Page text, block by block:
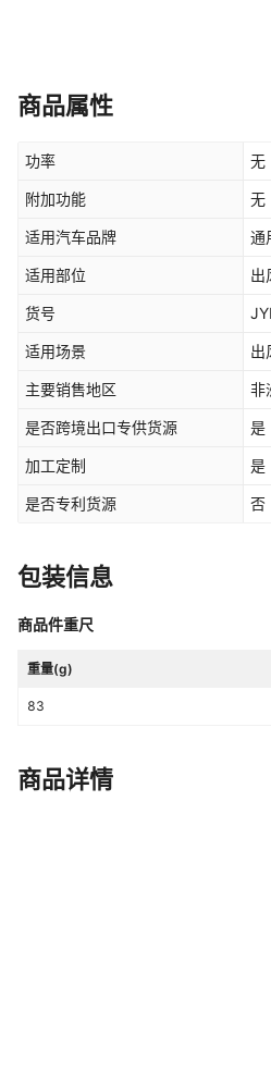
商品属性
功率 无
附加功能 无
适用汽车品牌 通
适用部位 出
货号
适用场景 出
主要销售地区 非
是否跨境出口专供货源 是
加工定制 是
是否专利货源 否
包装信息
商品件重尺
重量(g)
83
商品详情